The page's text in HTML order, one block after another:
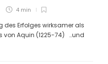
4 min
des Erfolges wirksamer als
von Aquin (1225-74) …und